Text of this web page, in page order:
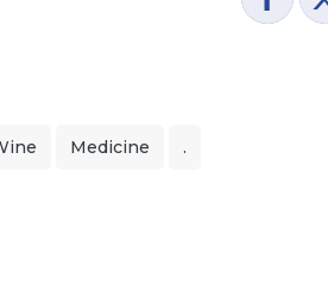
Medicine .